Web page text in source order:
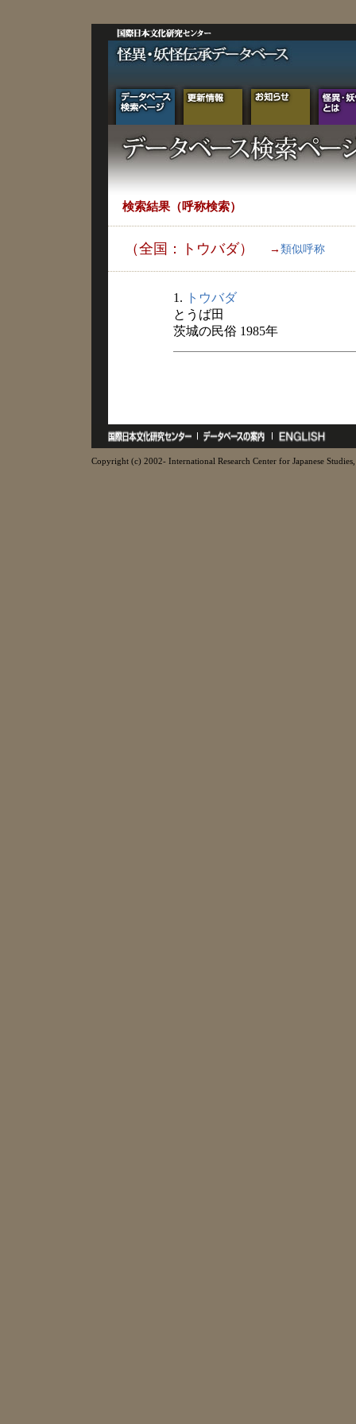
検索結果（呼称検索）
（全国：トウバダ） → 類似呼称
1.
トウバダ
とうば田
茨城の民俗 1985年
Copyright (c) 2002- International Research Center for Japanese